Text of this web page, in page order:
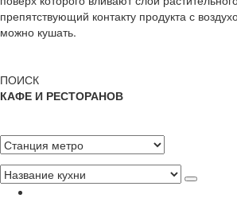
препятствующий контакту продукта с
можно кушать.
ПОИСК
КАФЕ И РЕСТОРАНОВ